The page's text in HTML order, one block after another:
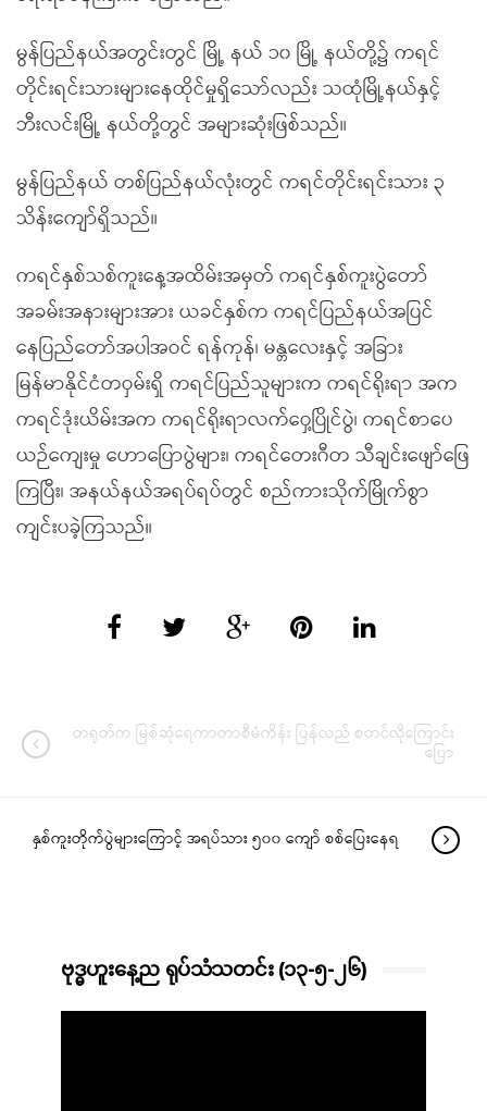
မွန်ပြည်နယ်အတွင်းတွင် မြို့ နယ် ၁၀ မြို့ နယ်တို့၌ ကရင်
တိုင်းရင်းသားများနေထိုင်မှုရှိသော်လည်း သထုံမြို့နယ်နှင့်
ဘီးလင်းမြို့ နယ်တို့တွင် အများဆုံးဖြစ်သည်။
မွန်ပြည်နယ် တစ်ပြည်နယ်လုံးတွင် ကရင်တိုင်းရင်းသား ၃
သိန်းကျော်ရှိသည်။
ကရင်နှစ်သစ်ကူးနေ့အထိမ်းအမှတ် ကရင်နှစ်ကူးပွဲတော်
အခမ်းအနားများအား ယခင်နှစ်က ကရင်ပြည်နယ်အပြင်
နေပြည်တော်အပါအဝင် ရန်ကုန်၊ မန္တလေးနှင့် အခြား
မြန်မာနိုင်ငံတဝှမ်းရှိ ကရင်ပြည်သူများက ကရင်ရိုးရာ အက
ကရင်ဒုံးယိမ်းအက ကရင်ရိုးရာလက်ဝှေ့ပြိုင်ပွဲ၊ ကရင်စာပေ
ယဉ်ကျေးမှု ဟောပြောပွဲများ၊ ကရင်တေးဂီတ သီချင်းဖျော်ဖြေ
ကြပြီး၊ အနယ်နယ်အရပ်ရပ်တွင် စည်ကားသိုက်မြိုက်စွာ
ကျင်းပခဲ့ကြသည်။
တရုတ်က မြစ်ဆုံရေကာတာစီမံကိန်း ပြန်လည် စတင်လိုကြောင်း
ပြော
နှစ်ကူးတိုက်ပွဲများကြောင့် အရပ်သား ၅၀၀ ကျော် စစ်ပြေးနေရ
ဗုဒ္ဓဟူးနေ့ည ရုပ်သံသတင်း (၁၃-၅-၂၆)